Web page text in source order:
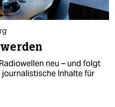
neu – und folgt
Inhalte für